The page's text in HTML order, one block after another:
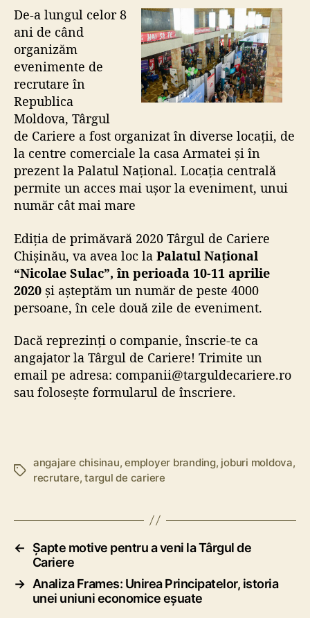
De-a lungul celor 8
ani de când
organizăm
evenimente de
recrutare în
Republica
Moldova, Târgul
de Cariere a fost organizat în diverse locații, de
la centre comerciale la casa Armatei și în
prezent la Palatul Național. Locația centrală
permite un acces mai ușor la eveniment, unui
număr cât mai mare
Ediția de primăvară 2020 Târgul de Cariere
Chișinău, va avea loc la Palatul Național
“Nicolae Sulac”, în perioada 10-11 aprilie
2020 și așteptăm un număr de peste 4000
persoane, în cele două zile de eveniment.
Dacă reprezinți o companie, înscrie-te ca
angajator la Târgul de Cariere! Trimite un
email pe adresa: companii@targuldecariere.ro
sau folosește formularul de înscriere.
E
e
angajare chisinau,employer branding, joburi moldova,
recrutare,targul de cariere
←
Șapte motive pentru a veni la Târgul de
Cariere
→ Analiza Frames: Unirea Principatelor, istoria
unei uniuni economice eșuate